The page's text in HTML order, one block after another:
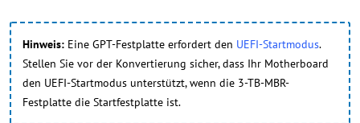
Hinweis: Eine GPT-Festplatte erfordert den UEFI-Startmodus.
Stellen Sie vor der Konvertierung sicher, dass Ihr Motherboard
den UEFI-Startmodus unterstützt, wenn die 3-TB-MBR-
Festplatte die Startfestplatte ist.